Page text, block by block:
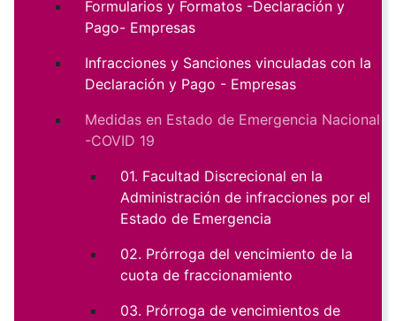
Formularios y Formatos -Declaración y
Pago- Empresas
Infracciones y Sanciones vinculadas con la
Declaración y Pago - Empresas
Medidas en Estado de Emergencia Nacional
-COVID 19
01. Facultad Discrecional en la
Administración de infracciones por el
Estado de Emergencia
02. Prórroga del vencimiento de la
cuota de fraccionamiento
03. Prórroga de vencimientos de